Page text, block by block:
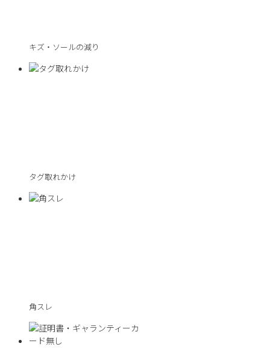
キズ・ソールの減り
タグ取れかけ
角スレ